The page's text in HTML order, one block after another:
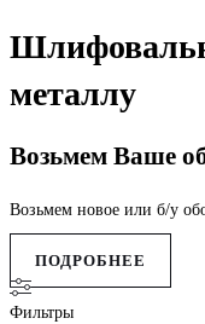
металлу
Возьмем Ваше
Возьмем новое или б/у
ПОДРОБНЕЕ
Фильтры